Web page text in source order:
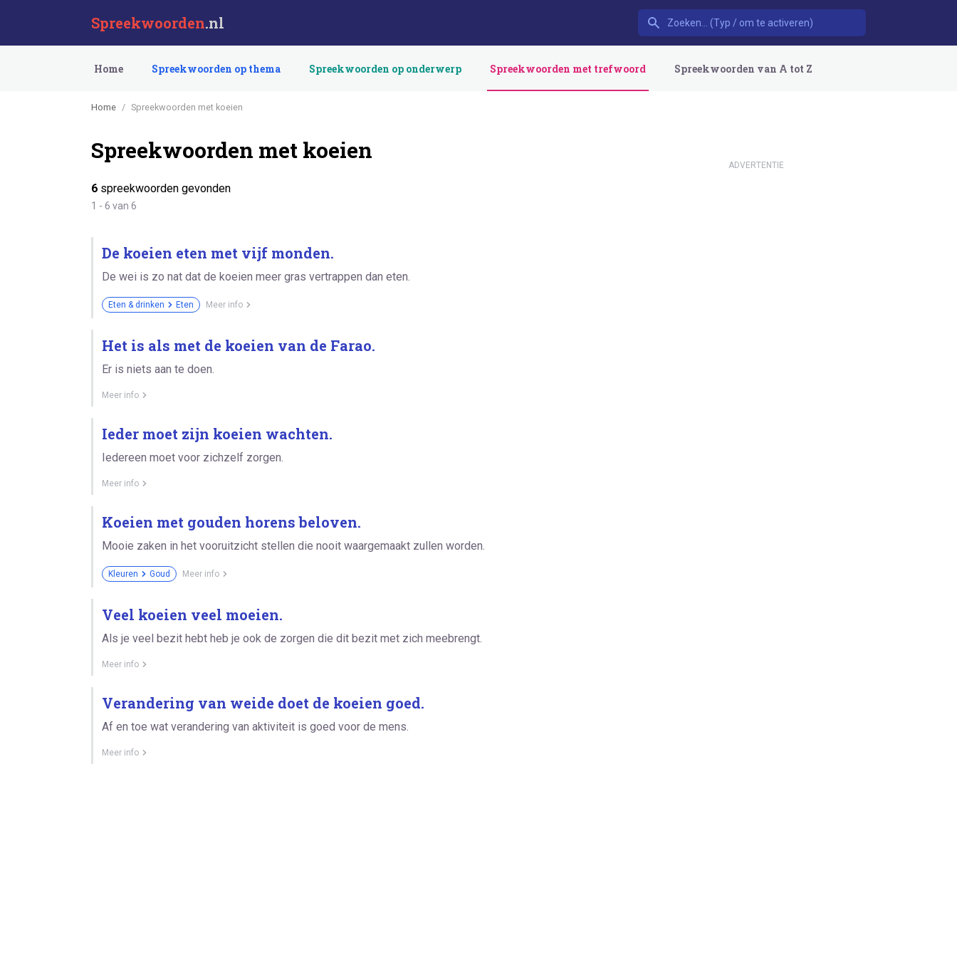
Spreekwoorden.nl
Home Spreekwoorden op thema Spreekwoorden op onderwerp Spreekwoorden met trefwoord Spreekwoorden van A tot Z
Home Spreekwoorden met koeien
Spreekwoorden met koeien
6 spreekwoorden gevonden
1 - 6 van 6
De koeien eten met vijf monden.
De wei is zo nat dat de koeien meer gras vertrappen dan eten.
Eten & drinken Eten Meer info
Het is als met de koeien van de Farao.
Er is niets aan te doen.
Meer info
Ieder moet zijn koeien wachten.
Iedereen moet voor zichzelf zorgen.
Meer info
Koeien met gouden horens beloven.
Mooie zaken in het vooruitzicht stellen die nooit waargemaakt zullen worden.
Kleuren Goud Meer info
Veel koeien veel moeien.
Als je veel bezit hebt heb je ook de zorgen die dit bezit met zich meebrengt.
Meer info
Verandering van weide doet de koeien goed.
Af en toe wat verandering van aktiviteit is goed voor de mens.
Meer info
ADVERTENTIE